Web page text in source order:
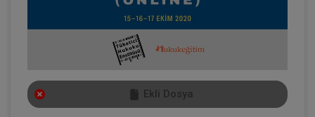
Ekli Dosya